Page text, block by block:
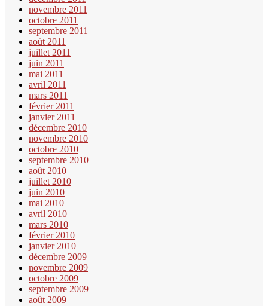
novembre 2011
octobre 2011
septembre 2011
août 2011
juillet 2011
juin 2011
mai 2011
avril 2011
mars 2011
février 2011
janvier 2011
décembre 2010
novembre 2010
octobre 2010
septembre 2010
août 2010
juillet 2010
juin 2010
mai 2010
avril 2010
mars 2010
février 2010
janvier 2010
décembre 2009
novembre 2009
octobre 2009
septembre 2009
août 2009